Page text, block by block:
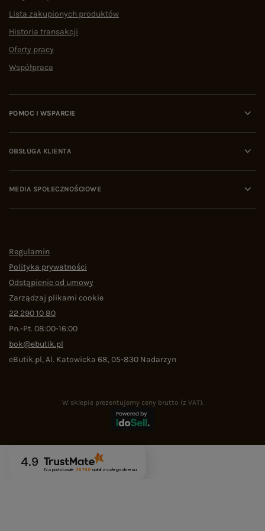
Lista zakupionych produktów
Historia transakcji
Oferty pracy
Współpraca
POMOC I WSPARCIE
OBSŁUGA KLIENTA
MEDIA SPOŁECZNOŚCIOWE
Regulamin
Polityka prywatności
Odstąpienie od umowy
Zarządzaj plikami cookie
22 290 10 80
Pn.-Pt. 08:00-16:00
bok@ebutik.pl
eButik.pl,Al. Katowicka 68,05-830 Nadarzyn
W sklepie prezentujemy ceny brutto (z VAT).
4.9
Na podstawie 29 748 opinii z całego okresu